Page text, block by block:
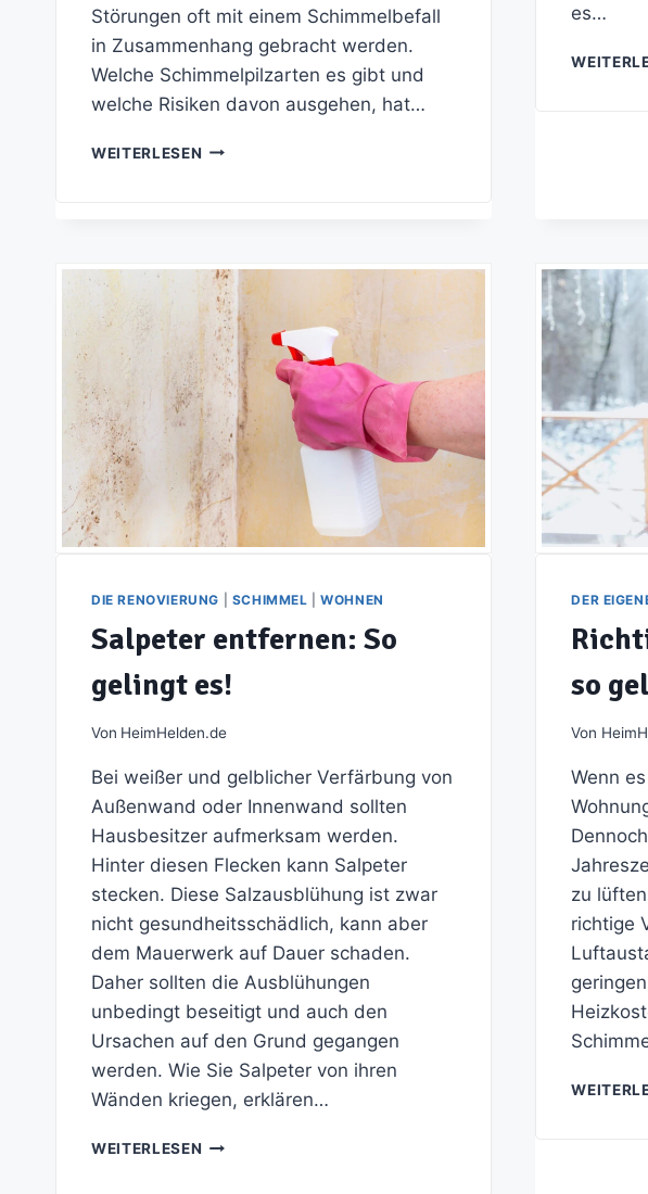
Störungen oft mit einem Schimmelbefall
in Zusammenhang gebracht werden.
Welche Schimmelpilzarten es gibt und
welche Risiken davon ausgehen, hat…
WEITERLESEN SCHIMMEL
GIBT
ES
UND
WIE
GEFÄHRLICH
IST
SCHIMMELBEFALL?
es…
DIE RENOVIERUNG SCHIMMEL |WOHNEN
Salpeter entfernen: So
gelingt es!
Von HeimHelden.de
Bei weißer und gelblicher Verfärbung von
Außenwand oder Innenwand sollten
Hausbesitzer aufmerksam werden.
Hinter diesen Flecken kann Salpeter
stecken. Diese Salzausblühung ist zwar
nicht gesundheitsschädlich, kann aber
dem Mauerwerk auf Dauer schaden.
Daher sollten die Ausblühungen
unbedingt beseitigt und auch den
Ursachen auf den Grund gegangen
werden. Wie Sie Salpeter von ihren
Wänden kriegen, erklären…
WEITERLESEN SALPETER
DER
so
Von
Wenn
zu
richtige